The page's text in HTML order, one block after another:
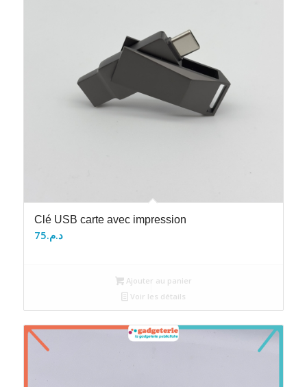
Clé USB carte avec impression
د.م.75
Ajouter au panier
Voir les détails